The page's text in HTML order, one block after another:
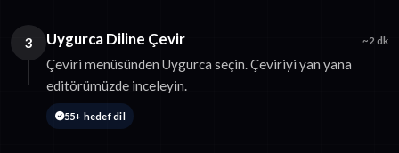
3 Uygurca Diline Çevir ~2 dk
Çeviri menüsünden Uygurca seçin. Çeviriyi yan yana
editörümüzde inceleyin.
55+ hedef dil